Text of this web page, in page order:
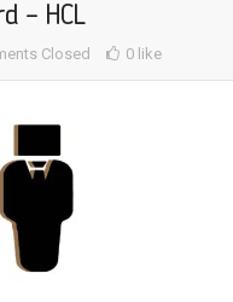
– HCL
Closed 0 like